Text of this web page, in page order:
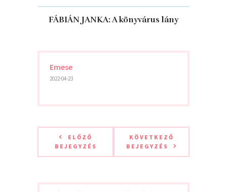
FÁBIÁN JANKA: A könyvárus lány
Emese
2022-04-23
ELŐZŐ
BEJEGYZÉS
KÖVETKEZŐ
BEJEGYZÉS